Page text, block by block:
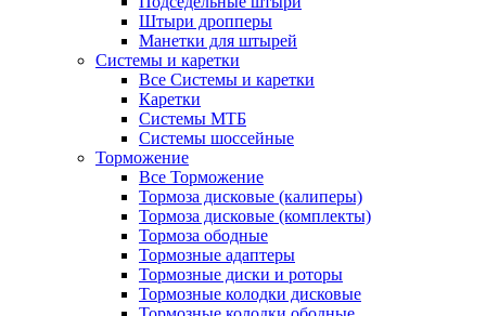
Штыри дропперы
Манетки для штырей
Системы и каретки
Все Системы и каретки
Каретки
Системы МТБ
Системы шоссейные
Торможение
Все Торможение
Тормоза дисковые (калиперы)
Тормоза дисковые (комплекты)
Тормоза ободные
Тормозные адаптеры
Тормозные диски и роторы
Тормозные колодки дисковые